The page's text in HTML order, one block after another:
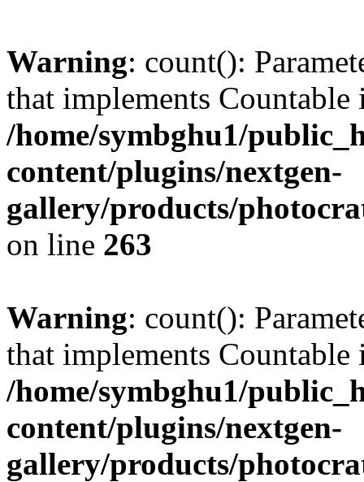
Warning: count():
that implements Countable
/home/symbghu1/
content/plugins/nextgen-
gallery/products/
on line 263
Warning: count():
that implements Countable
/home/symbghu1/
content/plugins/nextgen-
gallery/products/